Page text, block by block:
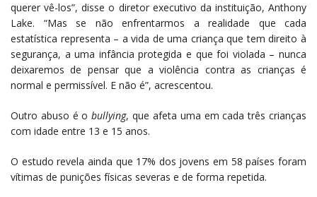
querer vê-los”, disse o diretor executivo da instituição, Anthony
Lake. “Mas se não enfrentarmos a realidade que cada
estatística representa – a vida de uma criança que tem direito à
segurança, a uma infância protegida e que foi violada – nunca
deixaremos de pensar que a violência contra as crianças é
normal e permissível. E não é”, acrescentou.
Outro abuso é obullying, que afeta uma em cada três crianças
com idade entre 13 e 15 anos.
O estudo revela ainda que 17% dos jovens em 58 países foram
vítimas de punições físicas severas e de forma repetida.